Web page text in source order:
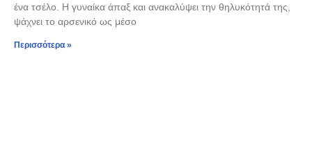
ένα τσέλο. Η γυναίκα άπαξ και ανακαλύψει την θηλυκότητά της,
ψάχνει το αρσενικό ως μέσο
Περισσότερα »